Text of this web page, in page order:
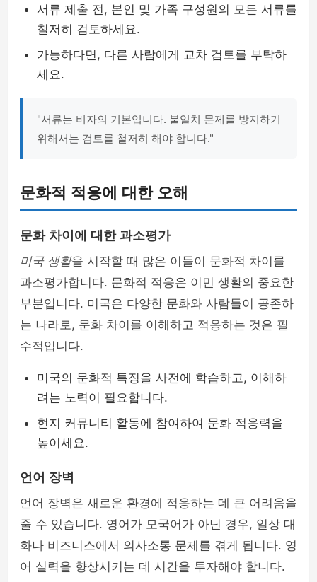
서류 제출 전, 본인 및 가족 구성원의 모든 서류를
철저히 검토하세요.
가능하다면, 다른 사람에게 교차 검토를 부탁하
세요.
"서류는 비자의 기본입니다. 불일치 문제를 방지하기
위해서는 검토를 철저히 해야 합니다."
문화적 적응에 대한 오해
문화 차이에 대한 과소평가
미국 생활을 시작할 때 많은 이들이 문화적 차이를
과소평가합니다. 문화적 적응은 이민 생활의 중요한
부분입니다. 미국은 다양한 문화와 사람들이 공존하
는 나라로, 문화 차이를 이해하고 적응하는 것은 필
수적입니다.
미국의 문화적 특징을 사전에 학습하고, 이해하
려는 노력이 필요합니다.
현지 커뮤니티 활동에 참여하여 문화 적응력을
높이세요.
언어 장벽
언어 장벽은 새로운 환경에 적응하는 데 큰 어려움을
줄 수 있습니다. 영어가 모국어가 아닌 경우, 일상 대
화나 비즈니스에서 의사소통 문제를 겪게 됩니다. 영
어 실력을 향상시키는 데 시간을 투자해야 합니다.